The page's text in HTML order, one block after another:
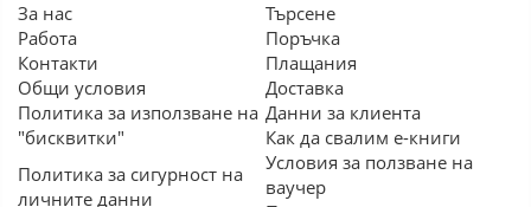
За нас
Работа
Контакти
Общи условия
Политика за използване на
"бисквитки"
Политика за сигурност на
личните данни
Търсене
Поръчка
Плащания
Доставка
Данни за клиента
Как да свалим е-книги
Условия за ползване на
ваучер